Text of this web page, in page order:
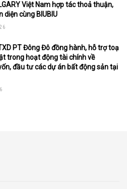
Việt Nam hợp tác thoả thuận,
diện cùng BIUBIU
PT Đông Đô đồng hành, hỗ trợ toạ
trong hoạt động tài chính về
đầu tư các dự án bất động sản tại